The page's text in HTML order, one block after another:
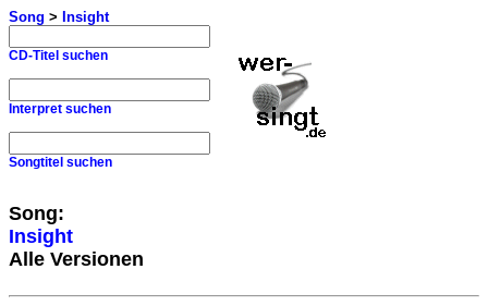
Song > Insight
CD-Titel suchen
Interpret suchen
Songtitel suchen
Song:
Insight
Alle Versionen